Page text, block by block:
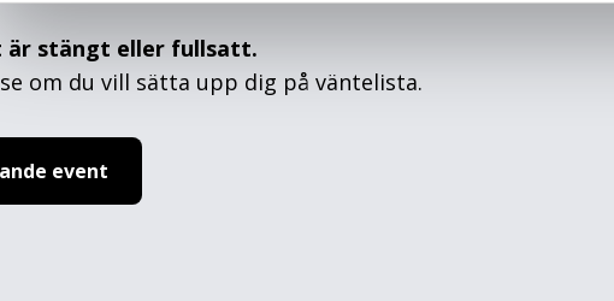
är stängt eller fullsatt.
om du vill sätta upp dig på väntelista.
event